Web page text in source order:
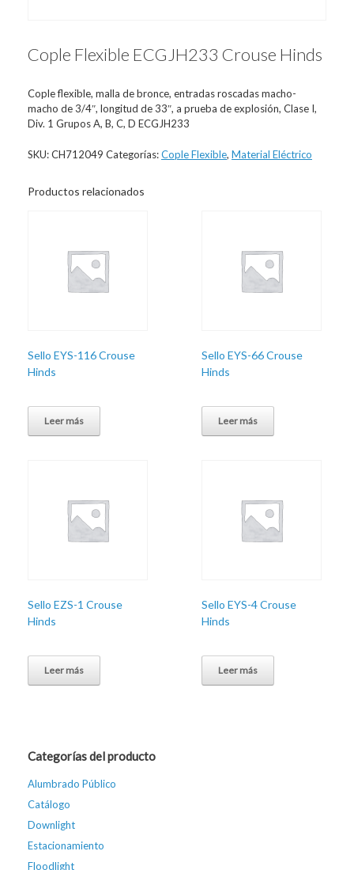
Cople Flexible ECGJH233 Crouse Hinds
Cople flexible, malla de bronce, entradas roscadas macho-
macho de 3/4″, longitud de 33″, a prueba de explosión, Clase I,
Div. 1 Grupos A, B, C, D ECGJH233
SKU:CH712049 Categorías:Cople Flexible, Material Eléctrico
Productos relacionados
Sello EYS-116 Crouse
Hinds
Leer más
Sello EYS-66 Crouse
Hinds
Leer más
Sello EZS-1 Crouse
Hinds
Leer más
Sello EYS-4 Crouse
Hinds
Leer más
Categorías del producto
Alumbrado Público
Catálogo
Downlight
Estacionamiento
Floodlight